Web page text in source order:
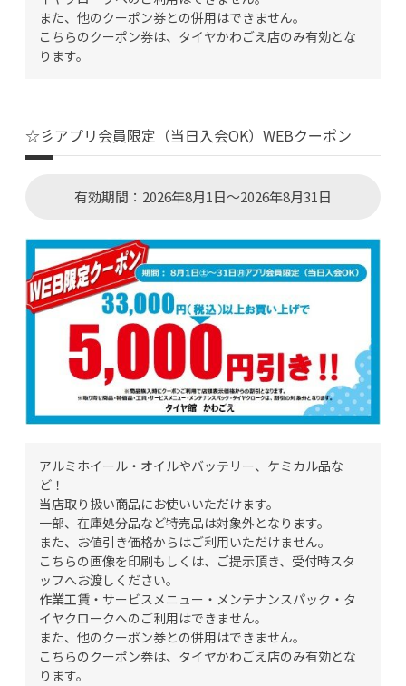
また、他のクーポン券との併用はできません。
こちらのクーポン券は、タイヤかわごえ店のみ有効とな
ります。
☆彡アプリ会員限定（当日入会OK）WEBクーポン
有効期間：2026年8月1日～2026年8月31日
アルミホイール・オイルやバッテリー、ケミカル品な
ど！
当店取り扱い商品にお使いいただけます。
一部、在庫処分品など特売品は対象外となります。
また、お値引き価格からはご利用いただけません。
こちらの画像を印刷もしくは、ご提示頂き、受付時スタ
ッフへお渡しください。
作業工賃・サービスメニュー・メンテナンスパック・タ
イヤクロークへのご利用はできません。
また、他のクーポン券との併用はできません。
こちらのクーポン券は、タイヤかわごえ店のみ有効とな
ります。